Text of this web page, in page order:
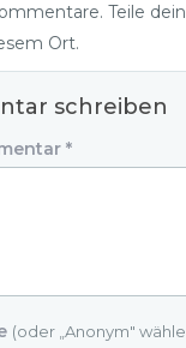
Teile
Ort.
schreiben
*
(oder „Anonym"